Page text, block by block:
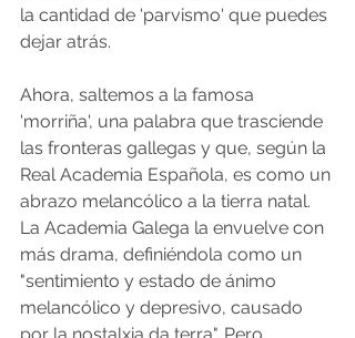
la cantidad de 'parvismo' que puedes
dejar atrás.
Ahora, saltemos a la famosa
'morriña', una palabra que trasciende
las fronteras gallegas y que, según la
Real Academia Española, es como un
abrazo melancólico a la tierra natal.
La Academia Galega la envuelve con
más drama, definiéndola como un
"sentimiento y estado de ánimo
melancólico y depresivo, causado